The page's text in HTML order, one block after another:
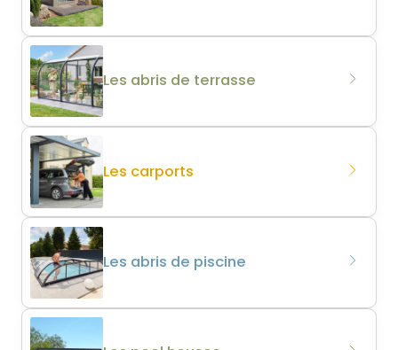
Les abris de terrasse
Les carports
Les abris de piscine